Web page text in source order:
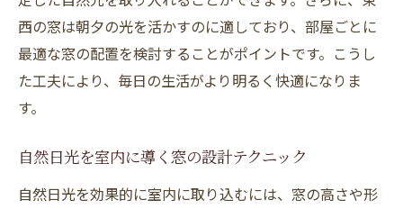
西の窓は朝夕の光を活かすのに適しており、部屋ごとに
最適な窓の配置を検討することがポイントです。こうし
た工夫により、毎日の生活がより明るく快適になりま
す。
自然日光を室内に導く窓の設計テクニック
自然日光を効果的に室内に取り込むには、窓の高さや形